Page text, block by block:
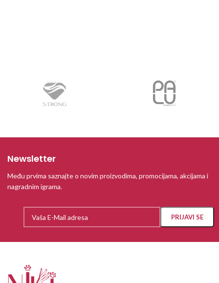
Newsletter
Među prvima saznajte o novim proizvodima, promocijama, akcijama i
nagradnim igrama.